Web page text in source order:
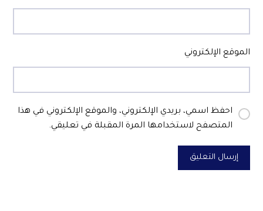
الموقع الإلكتروني
احفظ اسمي، بريدي الإلكتروني، والموقع الإلكتروني في هذا
المتصفح لاستخدامها المرة المقبلة في تعليقي.
إرسال التعليق